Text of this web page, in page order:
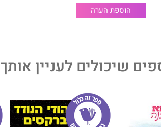
בשמונה שעות.
הוספת הערה
שיכולים לעניין אותך